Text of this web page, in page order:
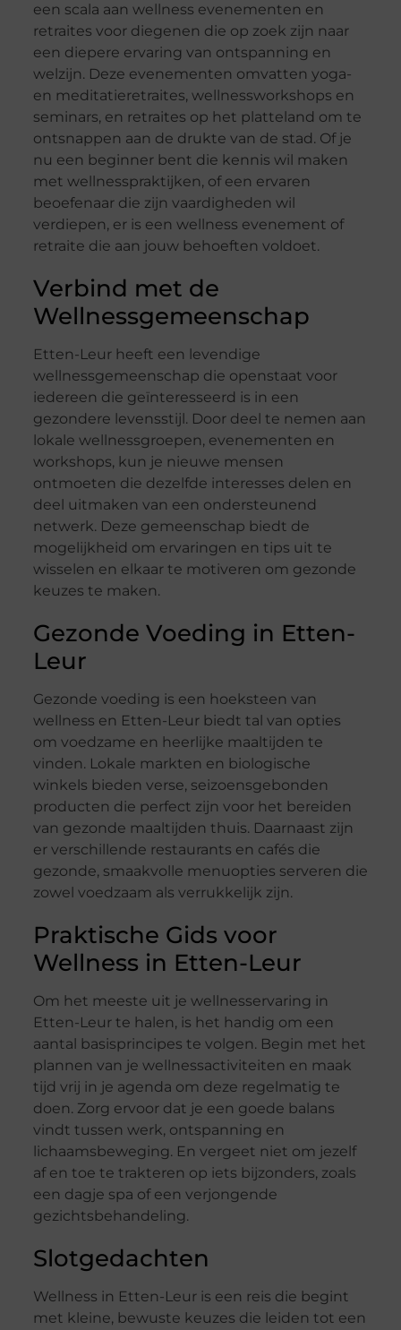
een scala aan wellness evenementen en
retraites voor diegenen die op zoek zijn naar
een diepere ervaring van ontspanning en
welzijn. Deze evenementen omvatten yoga-
en meditatieretraites, wellnessworkshops en
seminars, en retraites op het platteland om te
ontsnappen aan de drukte van de stad. Of je
nu een beginner bent die kennis wil maken
met wellnesspraktijken, of een ervaren
beoefenaar die zijn vaardigheden wil
verdiepen, er is een wellness evenement of
retraite die aan jouw behoeften voldoet.
Verbind met de
Wellnessgemeenschap
Etten-Leur heeft een levendige
wellnessgemeenschap die openstaat voor
iedereen die geïnteresseerd is in een
gezondere levensstijl. Door deel te nemen aan
lokale wellnessgroepen, evenementen en
workshops, kun je nieuwe mensen
ontmoeten die dezelfde interesses delen en
deel uitmaken van een ondersteunend
netwerk. Deze gemeenschap biedt de
mogelijkheid om ervaringen en tips uit te
wisselen en elkaar te motiveren om gezonde
keuzes te maken.
Gezonde Voeding in Etten-
Leur
Gezonde voeding is een hoeksteen van
wellness en Etten-Leur biedt tal van opties
om voedzame en heerlijke maaltijden te
vinden. Lokale markten en biologische
winkels bieden verse, seizoensgebonden
producten die perfect zijn voor het bereiden
van gezonde maaltijden thuis. Daarnaast zijn
er verschillende restaurants en cafés die
gezonde, smaakvolle menuopties serveren die
zowel voedzaam als verrukkelijk zijn.
Praktische Gids voor
Wellness in Etten-Leur
Om het meeste uit je wellnesservaring in
Etten-Leur te halen, is het handig om een
aantal basisprincipes te volgen. Begin met het
plannen van je wellnessactiviteiten en maak
tijd vrij in je agenda om deze regelmatig te
doen. Zorg ervoor dat je een goede balans
vindt tussen werk, ontspanning en
lichaamsbeweging. En vergeet niet om jezelf
af en toe te trakteren op iets bijzonders, zoals
een dagje spa of een verjongende
gezichtsbehandeling.
Slotgedachten
Wellness in Etten-Leur is een reis die begint
met kleine, bewuste keuzes die leiden tot een